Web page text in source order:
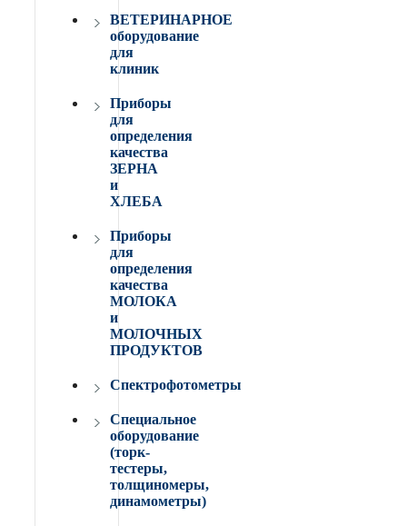
ВЕТЕРИНАРНОЕ
оборудование
для
клиник
Приборы
для
определения
качества
ЗЕРНА
и
ХЛЕБА
Приборы
для
определения
качества
МОЛОКА
и
МОЛОЧНЫХ
ПРОДУКТОВ
Спектрофотометры
Специальное
оборудование
(торк-
тестеры,
толщиномеры,
динамометры)